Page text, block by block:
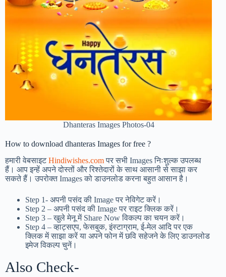
Dhanteras Images Photos-04
How to download dhanteras Images for free ?
हमारी वेबसाइटHindiwishes.comपर सभी Images निःशुल्क उपलब्ध
हैं। आप इन्हें अपने दोस्तों और रिश्तेदारों के साथ आसानी से साझा कर
सकते हैं। उपरोक्त Images को डाउनलोड करना बहुत आसान है।
Step 1- अपनी पसंद की Image पर नेविगेट करें।
Step 2 – अपनी पसंद की Image पर राइट क्लिक करें।
Step 3 – खुले मेनू में Share Now विकल्प का चयन करें।
Step 4 – व्हाट्सएप, फेसबुक, इंस्टाग्राम, ई-मेल आदि पर एक
क्लिक में साझा करें या अपने फोन में छवि सहेजने के लिए डाउनलोड
इमेज विकल्प चुनें।
Also Check-